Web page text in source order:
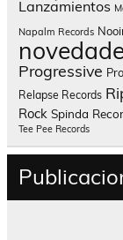
Lanzamientos
Napalm Records
Progressive
Relapse Records
Rock Spinda
Tee Pee Records